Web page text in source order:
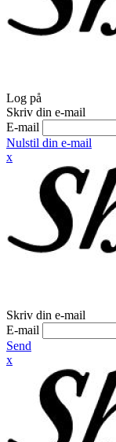
Log på
Skriv din e-mail
E-mail
Nulstil din e-mail
x
Skriv din e-mail
E-mail
Send
x